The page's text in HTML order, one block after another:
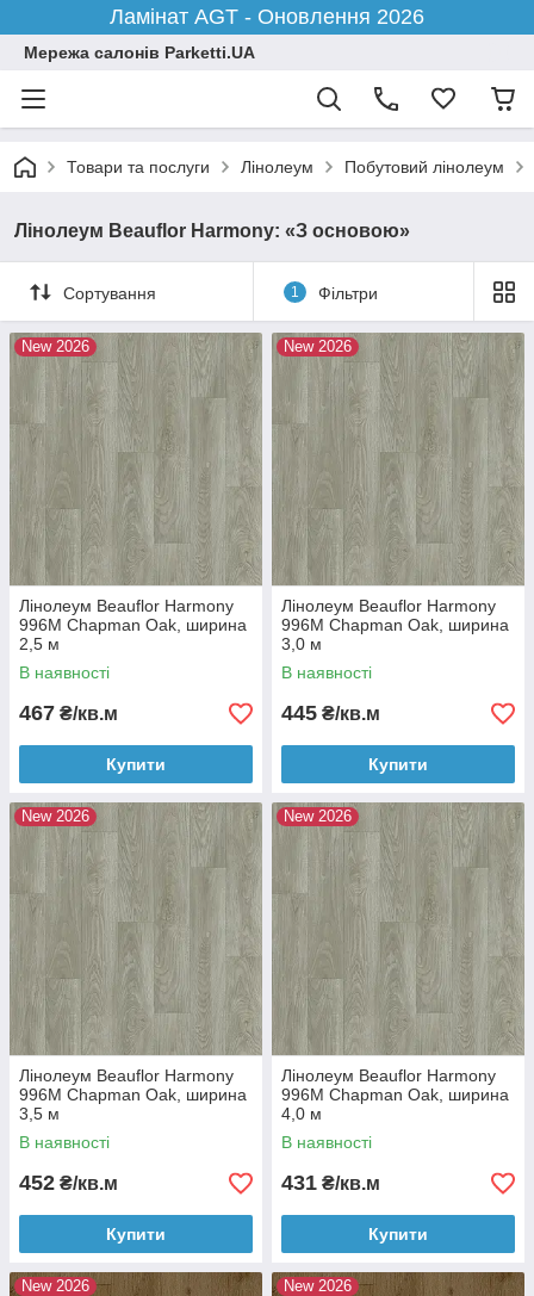
Ламінат AGT - Оновлення 2026
Мережа салонів Parketti.UA
Товари та послуги Лінолеум Побутовий лінолеум
Лінолеум Beauflor Harmony: «З основою»
Сортування 1 Фільтри
New 2026
Лінолеум Beauflor Harmony
996M Chapman Oak, ширина
2,5 м
В наявності
467 ₴/кв.м
Купити
New 2026
Лінолеум Beauflor Harmony
996M Chapman Oak, ширина
3,0 м
В наявності
445 ₴/кв.м
Купити
New 2026
Лінолеум Beauflor Harmony
996M Chapman Oak, ширина
3,5 м
В наявності
452 ₴/кв.м
Купити
New 2026
Лінолеум Beauflor Harmony
996M Chapman Oak, ширина
4,0 м
В наявності
431 ₴/кв.м
Купити
New 2026 New 2026